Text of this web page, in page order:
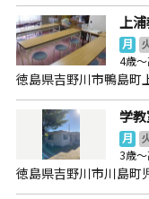
上
月
4歳
徳島県吉野川市鴨島町
学
月
3歳
徳島県吉野川市川島